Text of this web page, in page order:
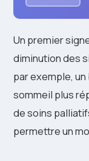
Un premier
diminution des
par exemple,
sommeil plus
de soins
permettre un